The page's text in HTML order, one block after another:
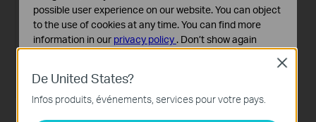
De United States?
Infos produits, événements, services pour votre pays.
Close
possible user experience on our website. You can object
to the use of cookies at any time. You can find more
information in our privacy policy . Don’t show again
Ces cookies sont nécessaires au fonctionnement du
site Web et ne peuvent pas être désactivés dans vos
systèmes.